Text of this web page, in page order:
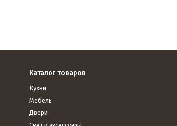
Каталог товаров
Кухни
Мебель
Двери